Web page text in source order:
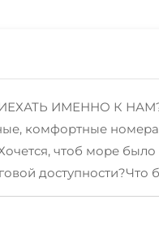
ИМЕННО К НАМ?
комфортные номера
чтоб море
уютные